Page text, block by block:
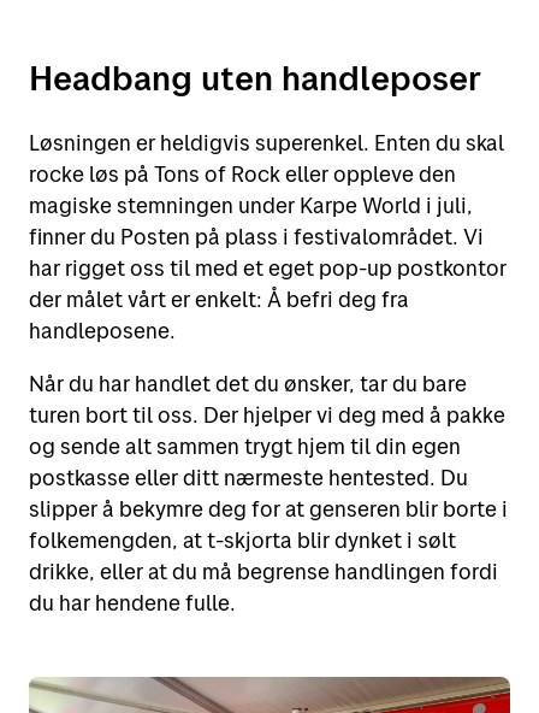
Headbang uten handleposer
Løsningen er heldigvis superenkel. Enten du skal
rocke løs på Tons of Rock eller oppleve den
magiske stemningen under Karpe World i juli,
finner du Posten på plass i festivalområdet. Vi
har rigget oss til med et eget pop-up postkontor
der målet vårt er enkelt: Å befri deg fra
handleposene.
Når du har handlet det du ønsker, tar du bare
turen bort til oss. Der hjelper vi deg med å pakke
og sende alt sammen trygt hjem til din egen
postkasse eller ditt nærmeste hentested. Du
slipper å bekymre deg for at genseren blir borte i
folkemengden, at t-skjorta blir dynket i sølt
drikke, eller at du må begrense handlingen fordi
du har hendene fulle.